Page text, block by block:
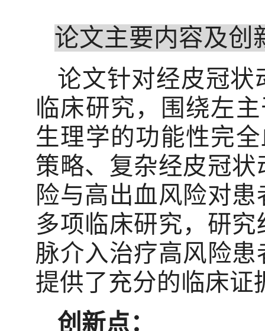
论文主要内容及创
论文针对经皮冠状
临床研究，围绕左
生理学的功能性完
策略、复杂经皮冠
险与高出血风险对
多项临床研究，研
脉介入治疗高风险
提供了充分的临床证
创新点：